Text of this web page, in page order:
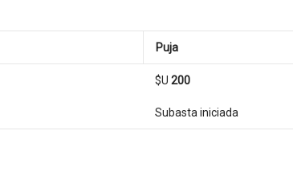
Puja
$U 200
Subasta iniciada